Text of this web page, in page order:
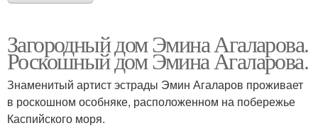
Загородный дом Эмина Агаларова.
Роскошный дом Эмина Агаларова.
Знаменитый артист эстрады Эмин Агаларов проживает
в роскошном особняке, расположенном на побережье
Каспийского моря.